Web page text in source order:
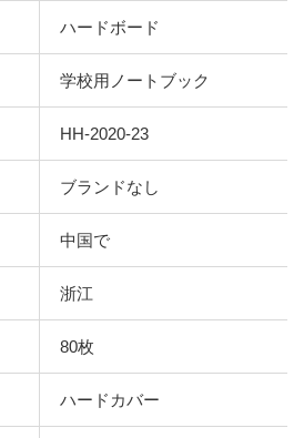
ハードボード
学校用ノートブック
HH-2020-23
ブランドなし
中国で
浙江
80枚
ハードカバー